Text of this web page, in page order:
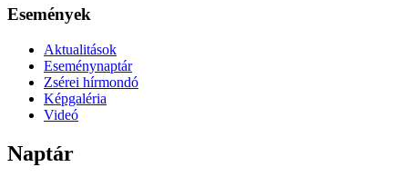
Események
Aktualitások
Eseménynaptár
Zsérei hírmondó
Képgaléria
Videó
Naptár